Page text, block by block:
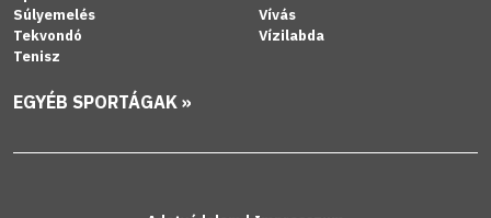
Súlyemelés
Tekvondó
Tenisz
Vívás
Vízilabda
EGYÉB SPORTÁGAK »